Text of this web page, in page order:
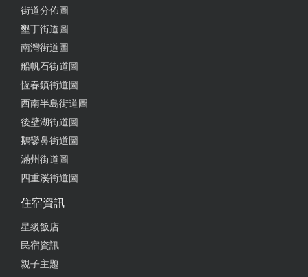
街道分佈圖
墾丁街道圖
南灣街道圖
船帆石街道圖
恆春鎮街道圖
西南半島街道圖
後壁湖街道圖
鵝鑾鼻街道圖
滿州街道圖
四重溪街道圖
住宿資訊
星級飯店
民宿資訊
親子主題